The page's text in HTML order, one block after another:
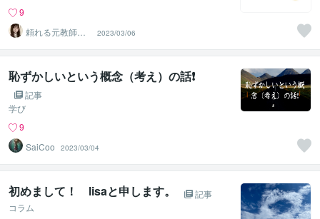
9
頼れる元教師✨
そら✨寄り添い
人
2023/03/06
恥ずかしいという概念（考え）の話❗️
記事
学び
9
SaiCoo
2023/03/04
初めまして！ lisaと申します。
記事
コラム